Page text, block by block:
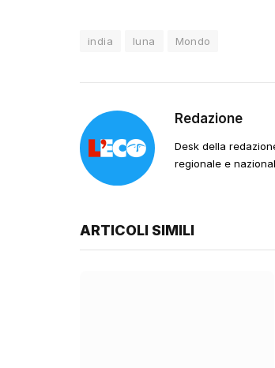
india luna Mondo
Redazione
Desk della
regionale e
ARTICOLI SIMILI